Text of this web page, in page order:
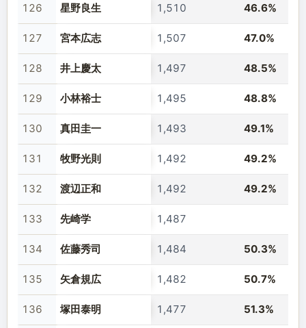
126 星野良生 1,510 46.6%
127 宮本広志 1,507 47.0%
128 井上慶太 1,497 48.5%
129 小林裕士 1,495 48.8%
130 真田圭一 1,493 49.1%
131 牧野光則 1,492 49.2%
132 渡辺正和 1,492 49.2%
133 先崎学 1,487
134 佐藤秀司 1,484 50.3%
135 矢倉規広 1,482 50.7%
136 塚田泰明 1,477 51.3%